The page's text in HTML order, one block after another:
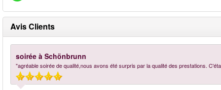
Avis Clients
soirée à Schönbrunn
"agréable soirée de qualité,nous avons été surpris par la qualité des prestations.